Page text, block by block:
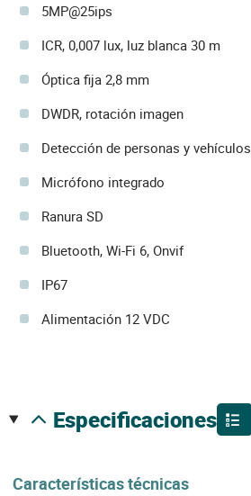
5MP@25ips
ICR, 0,007 lux, luz blanca 30 m
Óptica fija 2,8 mm
DWDR, rotación imagen
Detección de personas y vehículos
Micrófono integrado
Ranura SD
Bluetooth, Wi-Fi 6, Onvif
IP67
Alimentación 12 VDC
especificaciones
Características técnicas